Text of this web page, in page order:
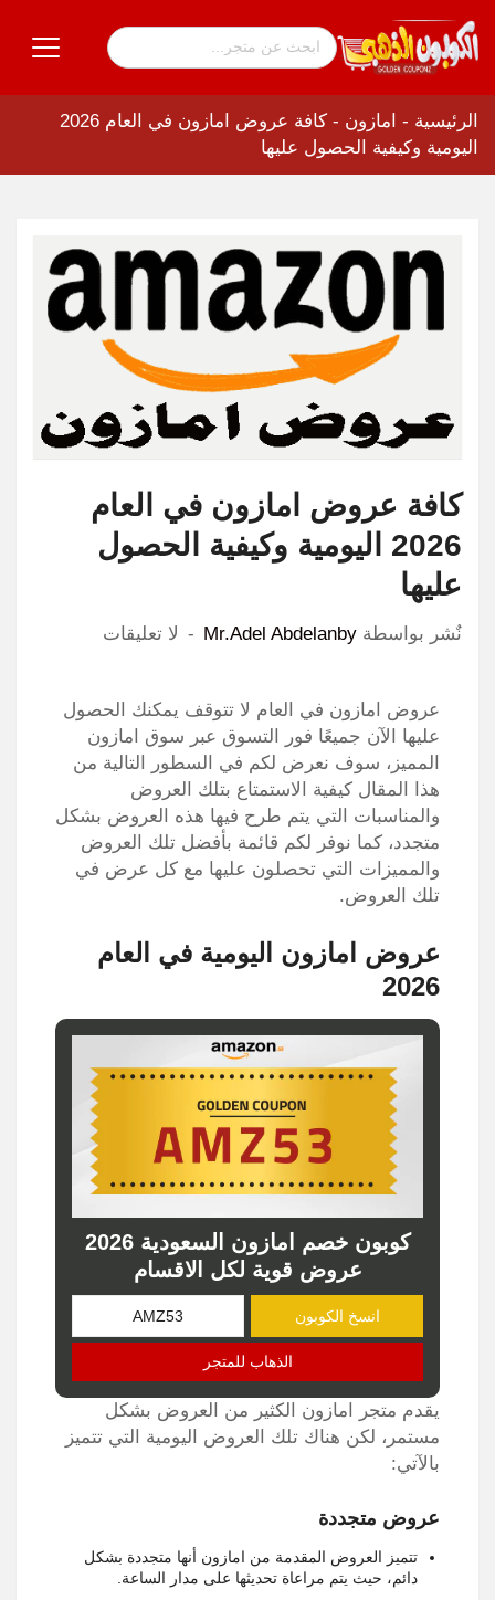
الرئيسية - امازون -
كافة عروض امازون في العام 2026
اليومية وكيفية الحصول عليها
كافة عروض امازون في العام
2026 اليومية وكيفية الحصول
عليها
نٌشر بواسطة Mr.Adel Abdelanby لا تعليقات
عروض امازون في العام لا تتوقف يمكنك الحصول
عليها الآن جميعًا فور التسوق عبر سوق امازون
المميز، سوف نعرض لكم في السطور التالية من
هذا المقال كيفية الاستمتاع بتلك العروض
والمناسبات التي يتم طرح فيها هذه العروض بشكل
متجدد، كما نوفر لكم قائمة بأفضل تلك العروض
والمميزات التي تحصلون عليها مع كل عرض في
تلك العروض.
عروض امازون اليومية في العام
2026
كوبون خصم امازون السعودية 2026
عروض قوية لكل الاقسام
انسخ الكوبون
الذهاب للمتجر
يقدم متجر امازون الكثير من العروض بشكل
مستمر، لكن هناك تلك العروض اليومية التي تتميز
بالآتي:
عروض متجددة
تتميز العروض المقدمة من امازون أنها متجددة بشكل
دائم، حيث يتم مراعاة تحديثها على مدار الساعة.